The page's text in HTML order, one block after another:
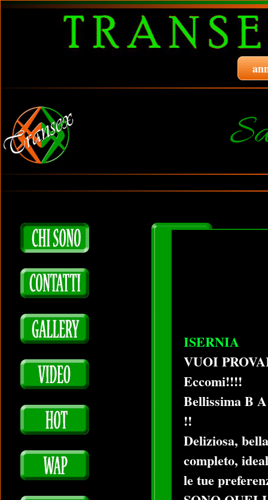
ISERNIA
VUOI
Eccomi!!!!
Bellissima B
!!
Deliziosa,
completo,
le tue